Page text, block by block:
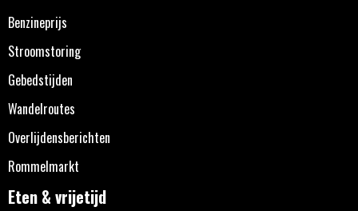
Benzineprijs
Stroomstoring
Gebedstijden
Wandelroutes
Overlijdensberichten
Rommelmarkt
Eten & vrijetijd